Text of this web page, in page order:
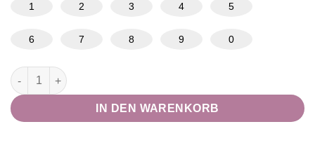
1 2 3 4 5
6 7 8 9 0
2x Ballonzahl stehend auf Ballonfuß Menge
IN DEN WARENKORB